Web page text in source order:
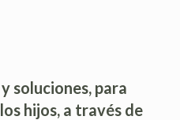
soluciones, para
hijos, a través de